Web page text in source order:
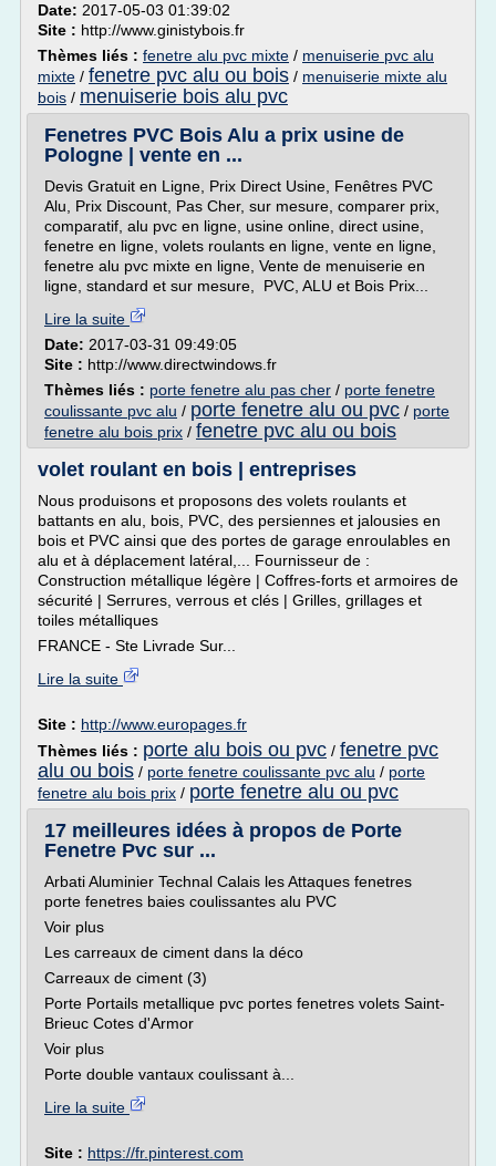
Date: 2017-05-03 01:39:02
Site : http://www.ginistybois.fr
Thèmes liés : fenetre alu pvc mixte / menuiserie pvc alu
mixte / fenetre pvc alu ou bois / menuiserie mixte alu
bois / menuiserie bois alu pvc
Fenetres PVC Bois Alu a prix usine de
Pologne | vente en ...
Devis Gratuit en Ligne, Prix Direct Usine, Fenêtres PVC
Alu, Prix Discount, Pas Cher, sur mesure, comparer prix,
comparatif, alu pvc en ligne, usine online, direct usine,
fenetre en ligne, volets roulants en ligne, vente en ligne,
fenetre alu pvc mixte en ligne, Vente de menuiserie en
ligne, standard et sur mesure, PVC, ALU et Bois Prix...
Lire la suite
Date: 2017-03-31 09:49:05
Site : http://www.directwindows.fr
Thèmes liés : porte fenetre alu pas cher / porte fenetre
coulissante pvc alu / porte fenetre alu ou pvc / porte
fenetre alu bois prix / fenetre pvc alu ou bois
volet roulant en bois | entreprises
Nous produisons et proposons des volets roulants et
battants en alu, bois, PVC, des persiennes et jalousies en
bois et PVC ainsi que des portes de garage enroulables en
alu et à déplacement latéral,... Fournisseur de :
Construction métallique légère | Coffres-forts et armoires de
sécurité | Serrures, verrous et clés | Grilles, grillages et
toiles métalliques
FRANCE - Ste Livrade Sur...
Lire la suite
Site : http://www.europages.fr
Thèmes liés : porte alu bois ou pvc / fenetre pvc
alu ou bois / porte fenetre coulissante pvc alu / porte
fenetre alu bois prix / porte fenetre alu ou pvc
17 meilleures idées à propos de Porte
Fenetre Pvc sur ...
Arbati Aluminier Technal Calais les Attaques fenetres
porte fenetres baies coulissantes alu PVC
Voir plus
Les carreaux de ciment dans la déco
Carreaux de ciment (3)
Porte Portails metallique pvc portes fenetres volets Saint-
Brieuc Cotes d'Armor
Voir plus
Porte double vantaux coulissant à...
Lire la suite
Site : https://fr.pinterest.com